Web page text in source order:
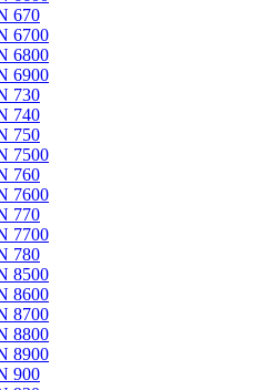
670
6700
6800
6900
730
740
750
7500
760
7600
770
7700
780
8500
8600
8700
8800
8900
900